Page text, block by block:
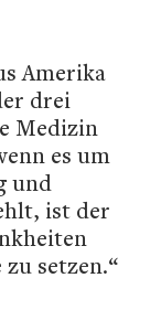
Amerika
drei
Medizin
es um
und
ist der
setzen.“